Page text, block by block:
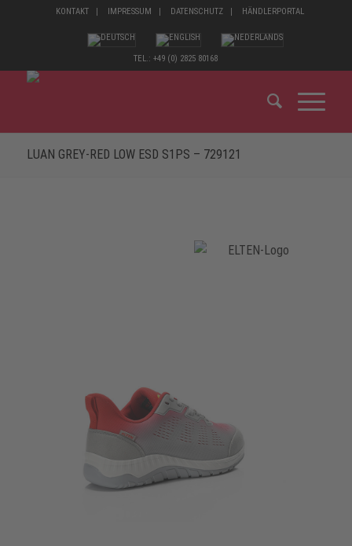
KONTAKT IMPRESSUM DATENSCHUTZ HÄNDLERPORTAL
TEL.: +49 (0) 2825 80168
LUAN GREY-RED LOW ESD S1PS – 729121